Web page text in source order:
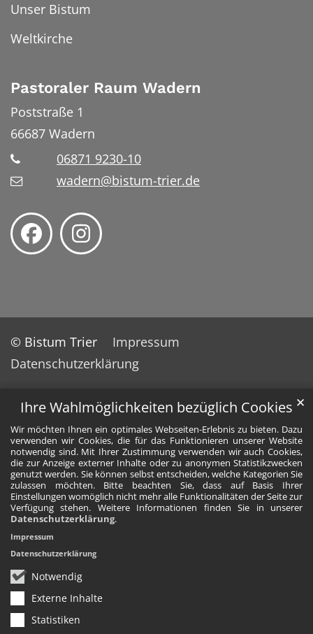
Ihre Wahlmöglichkeiten bezüglich Cookies
Wir möchten Ihnen ein optimales Webseiten-Erlebnis zu bieten. Dazu
verwenden wir Cookies, die für das Funktionieren unserer Website
notwendig sind. Mit Ihrer Zustimmung verwenden wir auch Cookies,
die zur Anzeige externer Inhalte oder zu anonymen Statistikzwecken
genutzt werden. Sie können selbst entscheiden, welche Kategorien Sie
zulassen möchten. Bitte beachten Sie, dass auf Basis Ihrer
Einstellungen womöglich nicht mehr alle Funktionalitäten der Seite zur
Verfügung stehen. Weitere Informationen finden Sie in unserer
Datenschutzerklärung.
Notwendig
Externe Inhalte
Statistiken
✕
Impressum
Datenschutzerklärung
Unser Bistum
Weltkirche
Pastoraler Raum Wadern
Poststraße 1
66687 Wadern
06871 9230-10
wadern@bistum-trier.de
© Bistum Trier
Impressum
Datenschutzerklärung